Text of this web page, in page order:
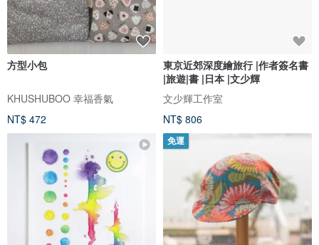
方型小包
KHUSHUBOO 幸福香氣
NT$ 472
東京近郊深度繪旅行 |作者簽名書
|旅遊|書 |日本 |文少輝
文少輝工作室
NT$ 806
免運